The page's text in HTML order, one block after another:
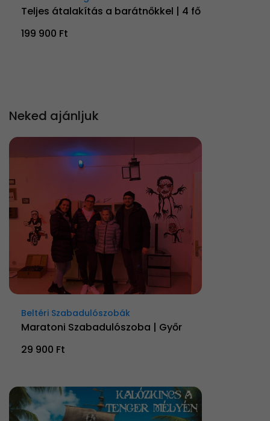
Teljes átalakítás a barátnőkkel | 4 fő
199 900 Ft
Neked ajánljuk
Beltéri Szabadulószobák
Maratoni Szabadulószoba | Győr
29 900 Ft